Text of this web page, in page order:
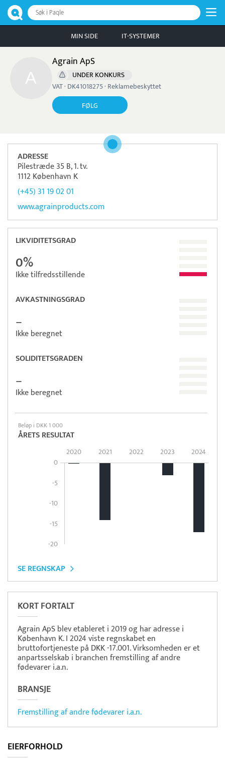
Søk i Paqle
MIN SIDE IT-SYSTEMER
Agrain ApS
UNDER KONKURS
VAT · DK41018275 · Reklamebeskyttet
FØLG
ADRESSE
Pilestræde 35 B, 1. tv.
1112 København K
(+45) 31 19 02 01
www.agrainproducts.com
LIKVIDITETSGRAD
0%
Ikke tilfredsstillende
AVKASTNINGSGRAD
–
Ikke beregnet
SOLIDITETSGRADEN
–
Ikke beregnet
Beløp i DKK 1 000
ÅRETS RESULTAT
0
-5
-10
-15
-20
2020 2021 2022 2023 2024
SE REGNSKAP
KORT FORTALT
Agrain ApS blev etableret i 2019 og har adresse i
København K. I 2024 viste regnskabet en
bruttofortjeneste på DKK -17.001. Virksomheden er et
anpartsselskab i branchen fremstilling af andre
fødevarer i.a.n.
BRANSJE
Fremstilling af andre fødevarer i.a.n.
EIERFORHOLD